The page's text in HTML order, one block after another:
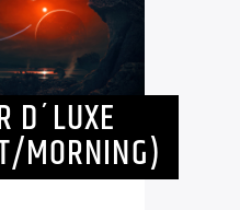
D´LUXE
MORNING)